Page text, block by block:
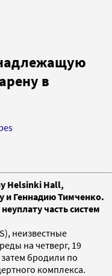
в
Helsinki Hall,
и Геннадию Тимченко.
часть систем
неизвестные
на четверг, 19
бродили по
комплекса.